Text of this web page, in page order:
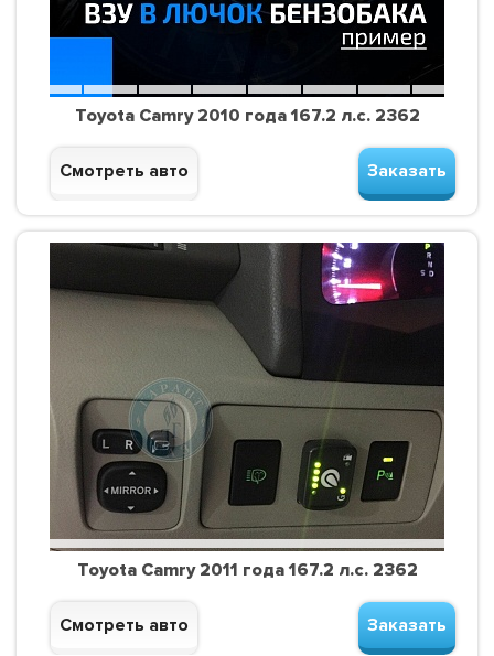
Toyota Camry 2010 года 167.2 л.с. 2362
Смотреть авто Заказать
Toyota Camry 2011 года 167.2 л.с. 2362
Смотреть авто Заказать